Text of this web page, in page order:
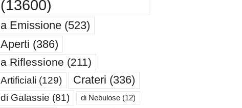
(13600)
a Emissione(523)
Aperti (386)
a Riflessione (211)
Artificiali (129) Crateri (336)
di Galassie (81) di Nebulose(12)